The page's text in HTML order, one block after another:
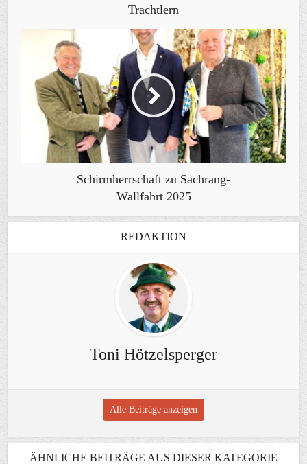
Trachtlern
Schirmherrschaft zu Sachrang-
Wallfahrt 2025
REDAKTION
Toni Hötzelsperger
Alle Beiträge anzeigen
ÄHNLICHE BEITRÄGE AUS DIESER KATEGORIE